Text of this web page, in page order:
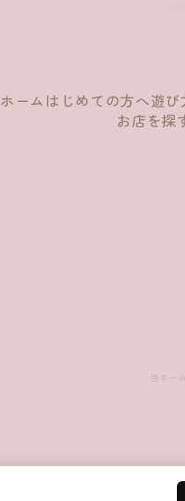
ホーム はじめての方へ遊び
お店を探
当ホー